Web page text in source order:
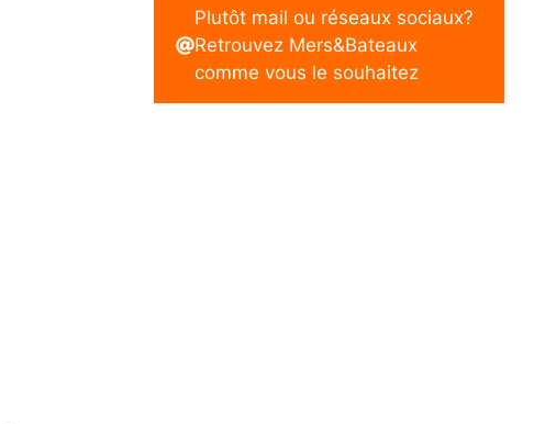
Plutôt mail ou réseaux sociaux?
Retrouvez Mers&Bateaux
comme vous le souhaitez